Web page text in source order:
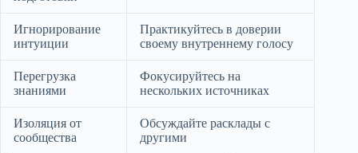
Игнорирование
интуиции
Практикуйтесь в доверии
своему внутреннему голосу
Перегрузка
знаниями
Фокусируйтесь на
нескольких источниках
Изоляция от
сообщества
Обсуждайте расклады с
другими